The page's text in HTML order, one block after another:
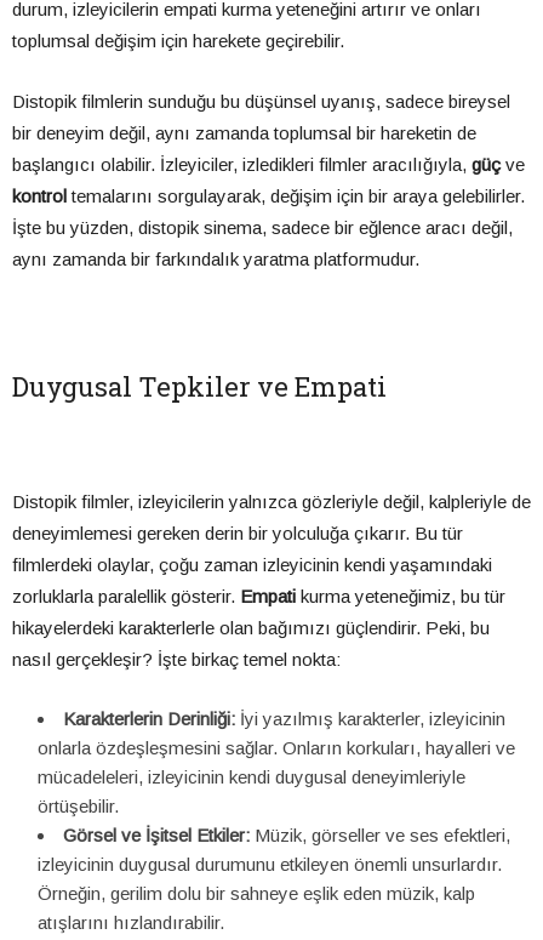
durum, izleyicilerin empati kurma yeteneğini artırır ve onları
toplumsal değişim için harekete geçirebilir.
Distopik filmlerin sunduğu bu düşünsel uyanış, sadece bireysel
bir deneyim değil, aynı zamanda toplumsal bir hareketin de
başlangıcı olabilir. İzleyiciler, izledikleri filmler aracılığıyla, güçve
kontrol temalarını sorgulayarak, değişim için bir araya gelebilirler.
İşte bu yüzden, distopik sinema, sadece bir eğlence aracı değil,
aynı zamanda bir farkındalık yaratma platformudur.
Duygusal Tepkiler ve Empati
Distopik filmler, izleyicilerin yalnızca gözleriyle değil, kalpleriyle de
deneyimlemesi gereken derin bir yolculuğa çıkarır. Bu tür
filmlerdeki olaylar, çoğu zaman izleyicinin kendi yaşamındaki
zorluklarla paralellik gösterir. Empati kurma yeteneğimiz, bu tür
hikayelerdeki karakterlerle olan bağımızı güçlendirir. Peki, bu
nasıl gerçekleşir? İşte birkaç temel nokta:
Karakterlerin Derinliği: İyi yazılmış karakterler, izleyicinin
onlarla özdeşleşmesini sağlar. Onların korkuları, hayalleri ve
mücadeleleri, izleyicinin kendi duygusal deneyimleriyle
örtüşebilir.
Görsel ve İşitsel Etkiler: Müzik, görseller ve ses efektleri,
izleyicinin duygusal durumunu etkileyen önemli unsurlardır.
Örneğin, gerilim dolu bir sahneye eşlik eden müzik, kalp
atışlarını hızlandırabilir.